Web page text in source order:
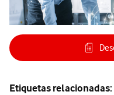
Etiquetas relacionadas: